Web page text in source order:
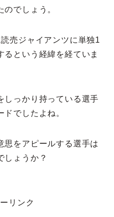
のでしょう。
売ジャイアンツに単独1
という経緯を経ていま
しっかり持っている選手
でしたよね。
思をアピールする選手は
しょうか？
リンク